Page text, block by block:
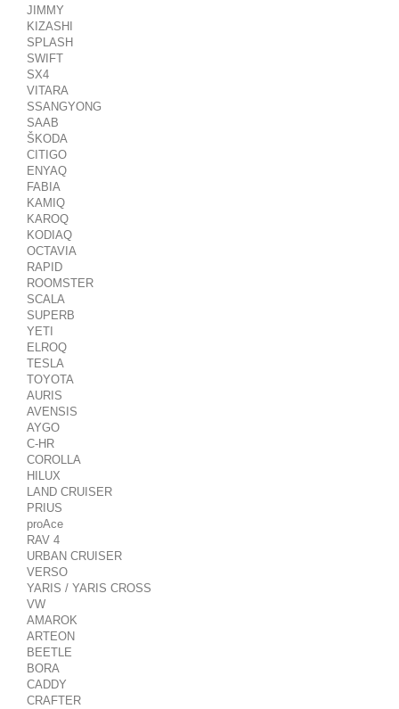
JIMMY
KIZASHI
SPLASH
SWIFT
SX4
VITARA
SSANGYONG
SAAB
ŠKODA
CITIGO
ENYAQ
FABIA
KAMIQ
KAROQ
KODIAQ
OCTAVIA
RAPID
ROOMSTER
SCALA
SUPERB
YETI
ELROQ
TESLA
TOYOTA
AURIS
AVENSIS
AYGO
C-HR
COROLLA
HILUX
LAND CRUISER
PRIUS
proAce
RAV 4
URBAN CRUISER
VERSO
YARIS / YARIS CROSS
VW
AMAROK
ARTEON
BEETLE
BORA
CADDY
CRAFTER